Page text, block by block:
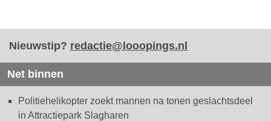
Nieuwstip? redactie@looopings.nl
Net binnen
Politiehelikopter zoekt mannen na tonen geslachtsdeel
in Attractiepark Slagharen